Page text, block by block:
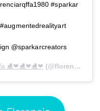
#sparkar
@sparkarcreators
⛸❤⛸❤⛸❤ (@florenciaraffa1980) on